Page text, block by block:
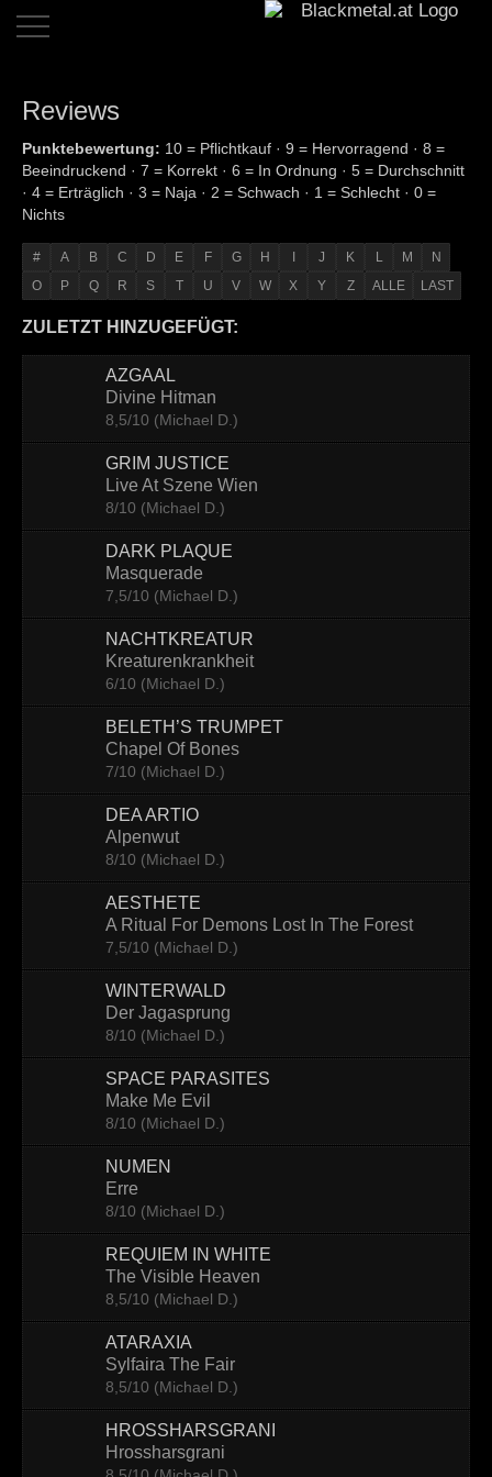
Home
Dates
Reviews
Reviews
Interviews
News
Contact
Reviews
Punktebewertung: 10 = Pflichtkauf · 9 = Hervorragend · 8 =
Beeindruckend · 7 = Korrekt · 6 = In Ordnung · 5 = Durchschnitt
· 4 = Erträglich · 3 = Naja · 2 = Schwach · 1 = Schlecht · 0 =
Nichts
# A B C D E F G H J K L M
N
O
P Q R S T U V W X Y Z ALLE LAST
ZULETZT HINZUGEFÜGT:
AZGAAL
Divine Hitman
8,5/10 (Michael D.)
GRIM JUSTICE
Live At Szene Wien
8/10 (Michael D.)
DARK PLAQUE
Masquerade
7,5/10 (Michael D.)
NACHTKREATUR
Kreaturenkrankheit
6/10 (Michael D.)
BELETH’S TRUMPET
Chapel Of Bones
7/10 (Michael D.)
DEA ARTIO
Alpenwut
8/10 (Michael D.)
AESTHETE
A Ritual For Demons Lost In The Forest
7,5/10 (Michael D.)
WINTERWALD
Der Jagasprung
8/10 (Michael D.)
SPACE PARASITES
Make Me Evil
8/10 (Michael D.)
NUMEN
Erre
8/10 (Michael D.)
REQUIEM IN WHITE
The Visible Heaven
8,5/10 (Michael D.)
ATARAXIA
Sylfaira The Fair
8,5/10 (Michael D.)
HROSSHARSGRANI
Hrossharsgrani